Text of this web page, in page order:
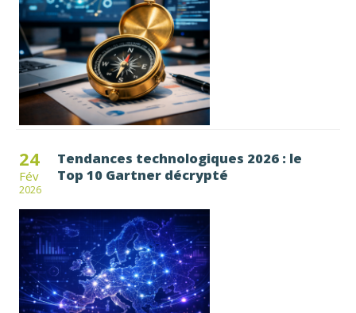
24
Fév
2026
Tendances technologiques 2026 : le
Top 10 Gartner décrypté